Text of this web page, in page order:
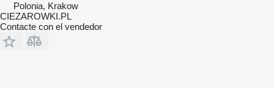
Polonia, Krakow
CIEZAROWKI.PL
Contacte con el vendedor